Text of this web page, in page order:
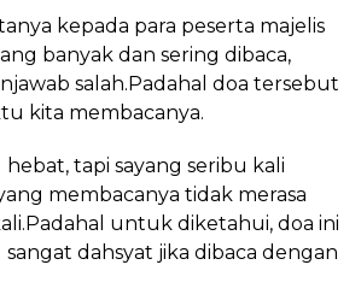
kepada para peserta majelis
banyak dan sering dibaca,
salah.Padahal doa tersebut
kita membacanya.
hebat, tapi sayang seribu kali
membacanya tidak merasa
untuk diketahui, doa ini
dahsyat jika dibaca dengan